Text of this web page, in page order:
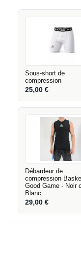
Sous-short de
compression
25,00€
Débardeur de
compression
Good Game - Noir
Blanc
29,00€